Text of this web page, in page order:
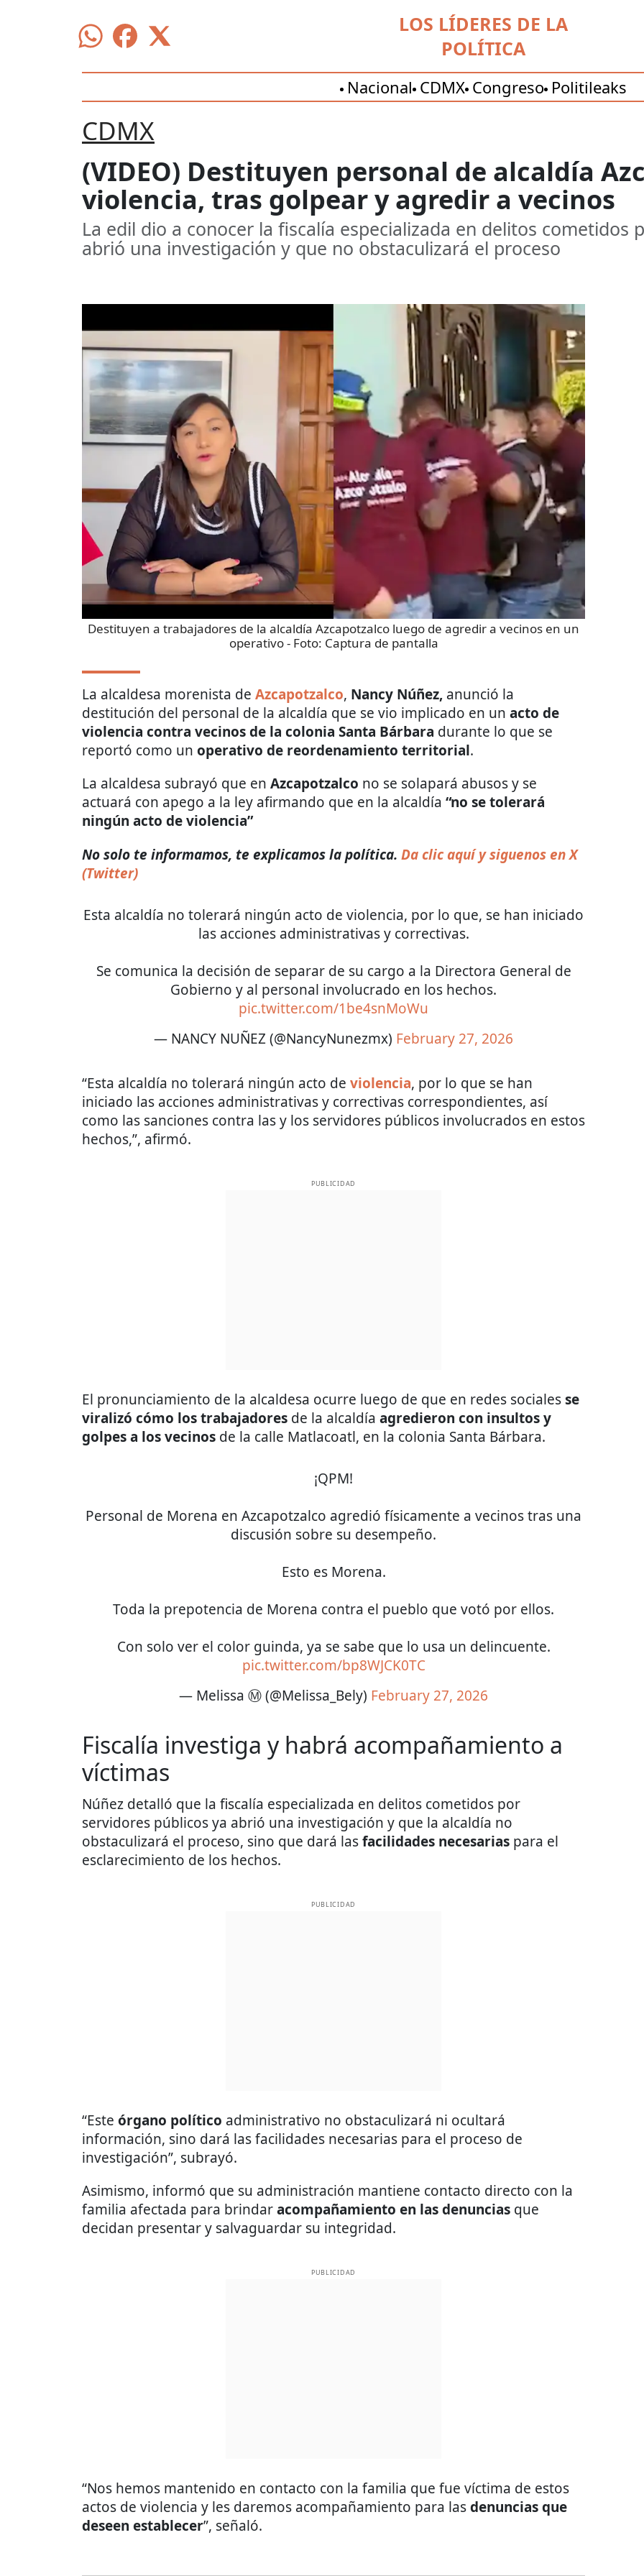
LOS LÍDERES DE LA
POLÍTICA
Nacional CDMX Congreso Politileaks
CDMX
(VIDEO) Destituyen personal de alcaldía
violencia, tras golpear y agredir a vecinos
La edil dio a conocer la fiscalía especializada en delitos cometidos
abrió una investigación y que no obstaculizará el proceso
Destituyen a trabajadores de la alcaldía Azcapotzalco luego de agredir a vecinos en un
operativo- Foto: Captura de pantalla
La alcaldesa morenista de Azcapotzalco, Nancy Núñez, anunció la
destitución del personal de la alcaldía que se vio implicado en un acto de
violencia contra vecinos de la colonia Santa Bárbara durante lo que se
reportó como un operativo de reordenamiento territorial.
La alcaldesa subrayó que en Azcapotzalco no se solapará abusos y se
actuará con apego a la ley afirmando que en la alcaldía “no se tolerará
ningún acto de violencia”
No solo te informamos, te explicamos la política. Da clic aquí y siguenos en X
(Twitter)
Esta alcaldía no tolerará ningún acto de violencia, por lo que, se han iniciado
las acciones administrativas y correctivas.
Se comunica la decisión de separar de su cargo a la Directora General de
Gobierno y al personal involucrado en los hechos.
pic.twitter.com/1be4snMoWu
— NANCY NUÑEZ (@NancyNunezmx) February 27, 2026
“Esta alcaldía no tolerará ningún acto de violencia, por lo que se han
iniciado las acciones administrativas y correctivas correspondientes, así
como las sanciones contra las y los servidores públicos involucrados en estos
hechos,”, afirmó.
PUBLICIDAD
El pronunciamiento de la alcaldesa ocurre luego de que en redes socialesse
viralizó cómo lostrabajadores de la alcaldía agredieron con insultos y
golpes a los vecinos de la calle Matlacoatl, en la colonia Santa Bárbara.
¡QPM!
Personal de Morena en Azcapotzalco agredió físicamente a vecinos tras una
discusión sobre su desempeño.
Esto es Morena.
Toda la prepotencia de Morena contra el pueblo que votó por ellos.
Con solo ver el color guinda, ya se sabe que lo usa un delincuente.
pic.twitter.com/bp8WJCK0TC
— Melissa Ⓜ️ (@Melissa_Bely) February 27, 2026
Fiscalía investiga y habrá acompañamiento a
víctimas
Núñez detalló que la fiscalía especializada en delitos cometidos por
servidores públicos ya abrió una investigación y que la alcaldía no
obstaculizará el proceso, sino que dará lasfacilidades necesarias para el
esclarecimiento de los hechos.
PUBLICIDAD
“Este órgano político administrativo no obstaculizará ni ocultará
información, sino dará las facilidades necesarias para el proceso de
investigación”, subrayó.
Asimismo, informó que su administración mantiene contacto directo con la
familia afectada para brindaracompañamiento en lasdenuncias que
decidan presentar y salvaguardar su integridad.
PUBLICIDAD
“Nos hemos mantenido en contacto con la familia que fue víctima de estos
actos de violencia y les daremos acompañamiento para lasdenuncias que
deseen establecer”, señaló.